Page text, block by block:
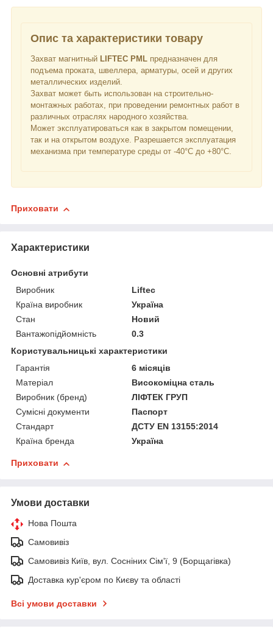
Опис та характеристики товару
Захват магнитный LIFTEC PML предназначен для
подъема проката, швеллера, арматуры, осей и других
металлических изделий.
Захват может быть использован на строительно-
монтажных работах, при проведении ремонтных работ в
различных отраслях народного хозяйства.
Может эксплуатироваться как в закрытом помещении,
так и на открытом воздухе. Разрешается эксплуатация
механизма при температуре среды от -40°С до +80°С.
Приховати
Характеристики
Основні атрибути
Виробник
Liftec
Країна виробник
Україна
Стан
Новий
Вантажопідйомність
0.3
Користувальницькі характеристики
Гарантія
6 місяців
Матеріал
Високоміцна сталь
Виробник (бренд)
ЛІФТЕК ГРУП
Сумісні документи
Паспорт
Стандарт
ДСТУ EN 13155:2014
Країна бренда
Україна
Приховати
Умови доставки
Нова Пошта
Самовивіз
Самовивіз Київ, вул. Сосніних Сім'ї, 9 (Борщагівка)
Доставка кур'єром по Києву та області
Всі умови доставки